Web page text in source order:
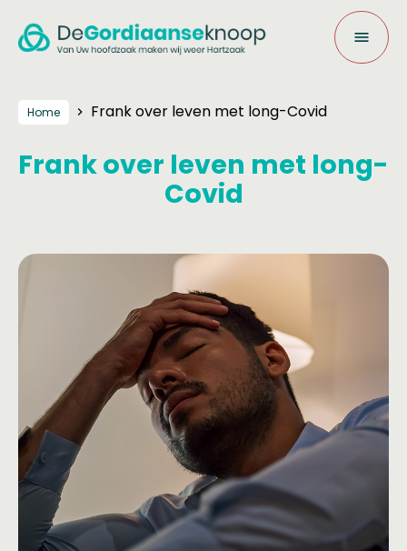
Home Frank over leven met long-Covid
Frank over leven met long-
Covid